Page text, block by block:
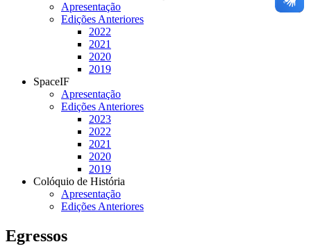
Apresentação
Edições Anteriores
2022
2021
2020
2019
SpaceIF
Apresentação
Edições Anteriores
2023
2022
2021
2020
2019
Colóquio de História
Apresentação
Edições Anteriores
Egressos